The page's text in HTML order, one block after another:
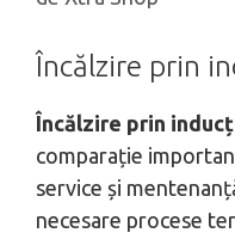
Încălzire prin
Încălzire prin
comparație
service și
necesare procese